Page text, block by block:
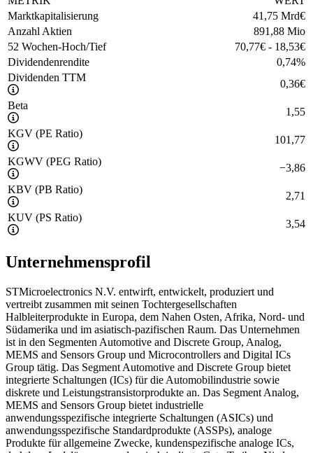
Marktkapitalisierung
41,75 Mrd€
Anzahl Aktien
891,88 Mio
52 Wochen-Hoch/Tief
70,77€ - 18,53€
Dividendenrendite
0,74%
Dividenden TTM
0,36€
Beta
1,55
KGV (PE Ratio)
101,77
KGWV (PEG Ratio)
−3,86
KBV (PB Ratio)
2,71
KUV (PS Ratio)
3,54
Unternehmensprofil
STMicroelectronics N.V. entwirft, entwickelt, produziert und
vertreibt zusammen mit seinen Tochtergesellschaften
Halbleiterprodukte in Europa, dem Nahen Osten, Afrika, Nord- und
Südamerika und im asiatisch-pazifischen Raum. Das Unternehmen
ist in den Segmenten Automotive and Discrete Group, Analog,
MEMS and Sensors Group und Microcontrollers and Digital ICs
Group tätig. Das Segment Automotive and Discrete Group bietet
integrierte Schaltungen (ICs) für die Automobilindustrie sowie
diskrete und Leistungstransistorprodukte an. Das Segment Analog,
MEMS and Sensors Group bietet industrielle
anwendungsspezifische integrierte Schaltungen (ASICs) und
anwendungsspezifische Standardprodukte (ASSPs), analoge
Produkte für allgemeine Zwecke, kundenspezifische analoge ICs,